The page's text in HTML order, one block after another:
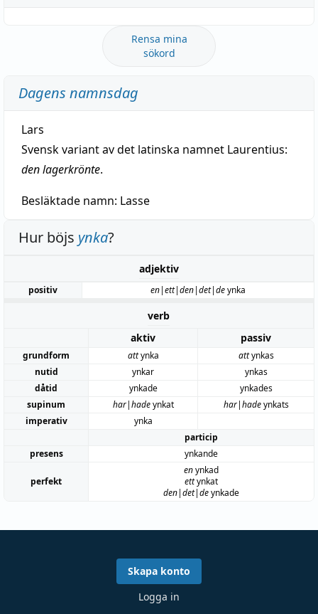
Rensa mina
sökord
Dagens namnsdag
Lars
Svensk variant av det latinska namnet Laurentius:
den lagerkrönte.
Besläktade namn: Lasse
Hur böjs ynka?
adjektiv
positiv en|ett|den|det|deynka
verb
aktiv
passiv
grundform attynka attynkas
nutid
ynkar
ynkas
dåtid
ynkade
ynkades
supinum
har|hadeynkat har|hadeynkats
imperativ
ynka
particip
presens
ynkande
perfekt
enynkad
ettynkat
den|det|deynkade
Skapa konto
Logga in